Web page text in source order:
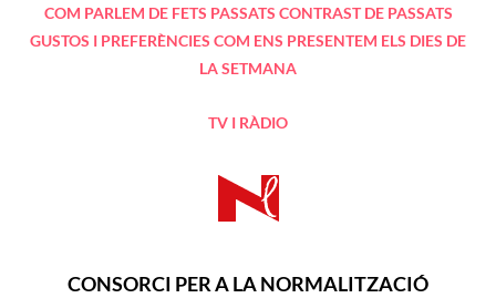
COM PARLEM DE FETS PASSATS CONTRAST DE PASSATS
GUSTOS I PREFERÈNCIES COM ENS PRESENTEM ELS DIES DE
LA SETMANA
TV I RÀDIO
CONSORCI PER A LA NORMALITZACIÓ